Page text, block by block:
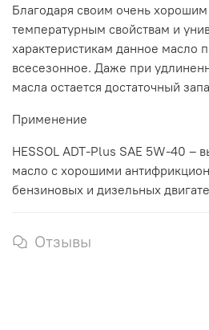
Благодаря своим очень хорошим
температурным свойствам и
характеристикам данное масло
всесезонное. Даже при
масла остается достаточный
Применение
HESSOL ADT-Plus SAE 5W-40 –
масло с хорошими
бензиновых и дизельных
Отзывы